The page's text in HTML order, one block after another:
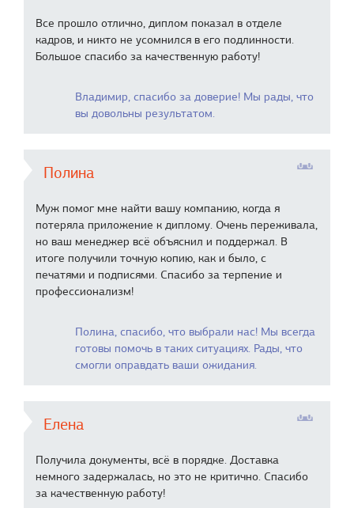
Все прошло отлично, диплом показал в отделе
кадров, и никто не усомнился в его подлинности.
Большое спасибо за качественную работу!
Владимир, спасибо за доверие! Мы рады, что
вы довольны результатом.
Полина
Муж помог мне найти вашу компанию, когда я
потеряла приложение к диплому. Очень переживала,
но ваш менеджер всё объяснил и поддержал. В
итоге получили точную копию, как и было, с
печатями и подписями. Спасибо за терпение и
профессионализм!
Полина, спасибо, что выбрали нас! Мы всегда
готовы помочь в таких ситуациях. Рады, что
смогли оправдать ваши ожидания.
Елена
Получила документы, всё в порядке. Доставка
немного задержалась, но это не критично. Спасибо
за качественную работу!